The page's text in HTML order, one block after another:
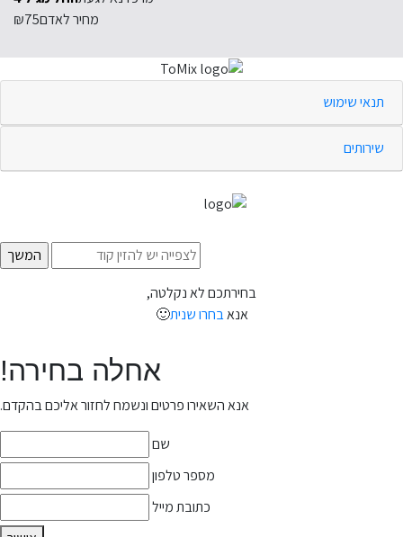
מחיר לאדם₪75
תנאי שימוש
שירותים
בחירתכם לא נקלטה,
אנאבחרו שנית🙂
אחלה בחירה!
אנא השאירו פרטים ונשמח לחזור אליכם בהקדם.
שם
מספר טלפון
כתובת מייל